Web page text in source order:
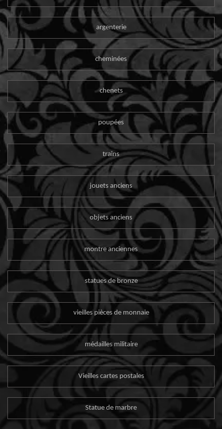
argenterie
cheminées
chenets
poupées
trains
jouets anciens
objets anciens
montre anciennes
statues de bronze
vieilles pièces de monnaie
médailles militaire
Vieilles cartes postales
Statue de marbre